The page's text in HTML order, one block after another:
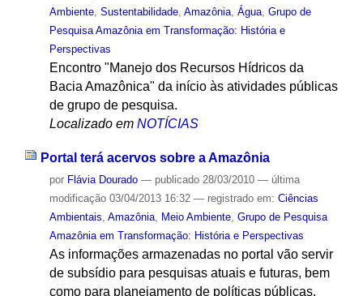
Ambiente, Sustentabilidade, Amazônia, Água, Grupo de
Pesquisa Amazônia em Transformação: História e
Perspectivas
Encontro "Manejo dos Recursos Hídricos da
Bacia Amazônica" da início às atividades públicas
de grupo de pesquisa.
Localizado em NOTÍCIAS
Portal terá acervos sobre a Amazônia
por Flávia Dourado — publicado28/03/2010 — última
modificação03/04/2013 16:32 — registrado em: Ciências
Ambientais, Amazônia, Meio Ambiente, Grupo de Pesquisa
Amazônia em Transformação: História e Perspectivas
As informações armazenadas no portal vão servir
de subsídio para pesquisas atuais e futuras, bem
como para planejamento de políticas públicas.